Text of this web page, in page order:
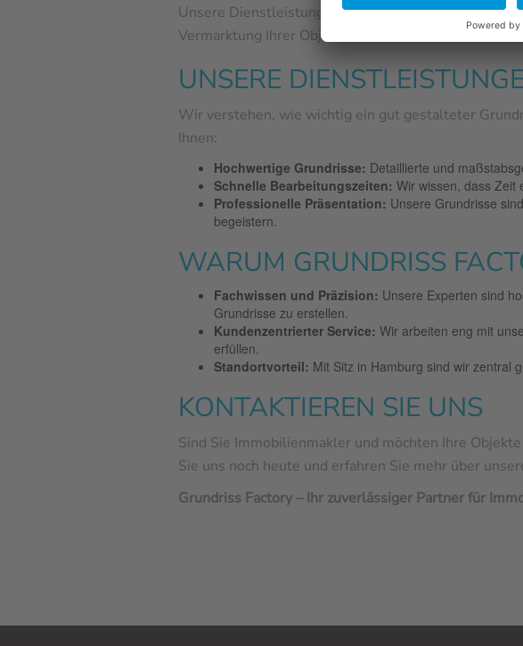
Unsere Dienstleistungen richten sich ausschließlich
Vermarktung Ihrer Objekte zu bieten.
UNSERE
Wir verstehen, wie wichtig ein gut gestalteter
Ihnen:
Hochwertige Grundrisse: Detaillierte und
Schnelle Bearbeitungszeiten: Wir wissen, dass Zeit
Professionelle Präsentation: Unsere Grundrisse
begeistern.
WARUM GRUNDRISS
Fachwissen und Präzision: Unsere Experten sind
Grundrisse zu erstellen.
Kundenzentrierter Service: Wir arbeiten eng mit
erfüllen.
Standortvorteil: Mit Sitz in Hamburg sind wir zentral
KONTAKTIEREN SIE UNS
Sind Sie Immobilienmakler und möchten Ihre
Sie uns noch heute und erfahren Sie mehr über
Grundriss Factory – Ihr zuverlässiger Partner für